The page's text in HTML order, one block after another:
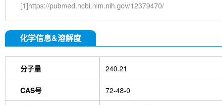
[1]https://pubmed.ncbi.nlm.nih.gov/12379470/
化学信息&溶解度
分子量 240.21
CAS号 72-48-0